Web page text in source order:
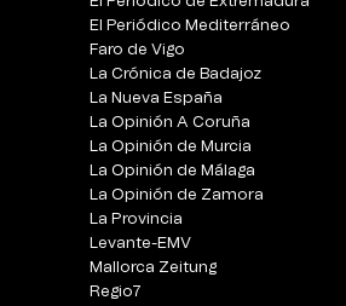
El Periódico Mediterráneo
Faro de Vigo
La Crónica de Badajoz
La Nueva España
La Opinión A Coruña
La Opinión de Murcia
La Opinión de Málaga
La Opinión de Zamora
La Provincia
Levante-EMV
Mallorca Zeitung
Regio7